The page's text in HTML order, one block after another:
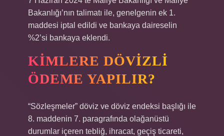
Bakanlığı’nın talimatı ile, genelgenin ek 1.
maddesi iptal edildi ve bankaya daireselin
%2’si bankaya eklendi.
KIMLERE DÖVIZLI
ÖDEME YAPILIR?
“Sözleşmeler” döviz ve döviz endeksi başlığı ile
8. maddenin 7. paragrafında olağanüstü
durumlar içeren tebliğ, ihracat, geçiş ticareti,